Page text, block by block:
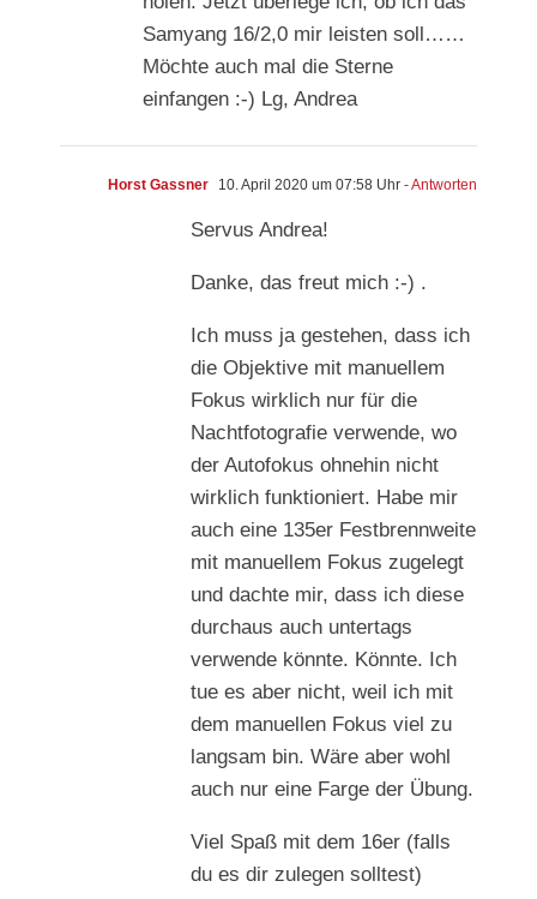
Samyang 16/2,0 mir leisten soll……
Möchte auch mal die Sterne
einfangen :-) Lg, Andrea
Horst Gassner 10. April 2020 um 07:58 Uhr - Antworten
Servus Andrea!
Danke, das freut mich :-) .
Ich muss ja gestehen, dass ich
die Objektive mit manuellem
Fokus wirklich nur für die
Nachtfotografie verwende, wo
der Autofokus ohnehin nicht
wirklich funktioniert. Habe mir
auch eine 135er Festbrennweite
mit manuellem Fokus zugelegt
und dachte mir, dass ich diese
durchaus auch untertags
verwende könnte. Könnte. Ich
tue es aber nicht, weil ich mit
dem manuellen Fokus viel zu
langsam bin. Wäre aber wohl
auch nur eine Farge der Übung.
Viel Spaß mit dem 16er (falls
du es dir zulegen solltest)